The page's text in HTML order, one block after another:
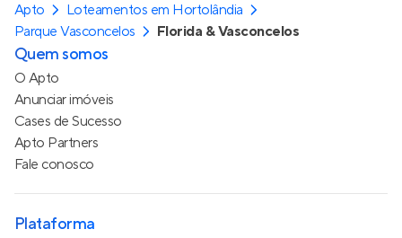
Apto
Loteamentos em Hortolândia
Parque Vasconcelos
Florida & Vasconcelos
Quem somos
O Apto
Anunciar imóveis
Cases de Sucesso
Apto Partners
Fale conosco
Plataforma